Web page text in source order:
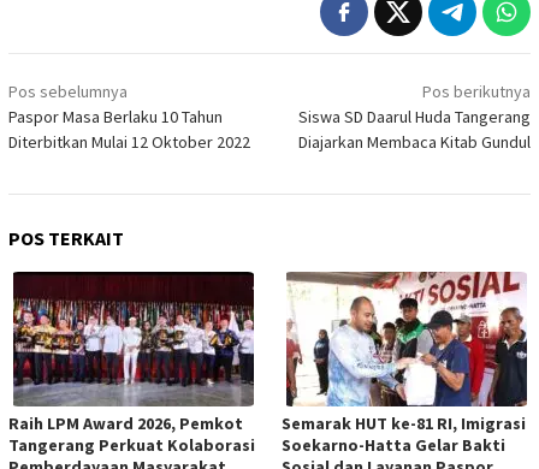
Navigasi
pos
Pos sebelumnya
Paspor Masa Berlaku 10 Tahun
Diterbitkan Mulai 12 Oktober 2022
Pos berikutnya
Siswa SD Daarul Huda Tangerang
Diajarkan Membaca Kitab Gundul
POS TERKAIT
Raih LPM Award 2026, Pemkot
Tangerang Perkuat Kolaborasi
Semarak HUT ke-81 RI, Imigrasi
Soekarno-Hatta Gelar Bakti